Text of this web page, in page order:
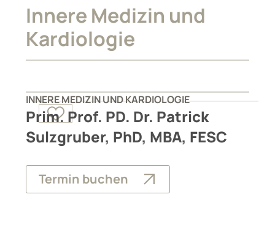
Innere Medizin und
Kardiologie
INNERE MEDIZIN UND KARDIOLOGIE
Prim. Prof. PD. Dr. Patrick
Sulzgruber, PhD, MBA, FESC
Termin buchen